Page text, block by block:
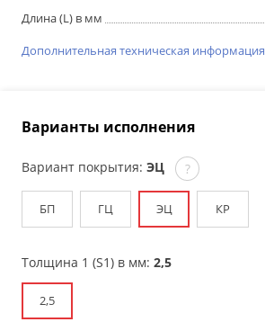
Длина (L) в мм
Дополнительная техническая информация
Варианты исполнения
Вариант покрытия: ЭЦ ?
БП ГЦ ЭЦ КР
Толщина 1 (S1) в мм: 2,5
2,5